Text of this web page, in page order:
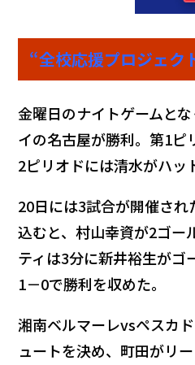
“全校応援プロジェク
金曜日のナイトゲームと
イの名古屋が勝利。第1ピ
2ピリオドには清水がハッ
20日には3試合が開催さ
込むと、村山幸資が2ゴー
ティは3分に新井裕生がゴ
1－0で勝利を収めた。
湘南ベルマーレvsペスカ
ュートを決め、町田がリ